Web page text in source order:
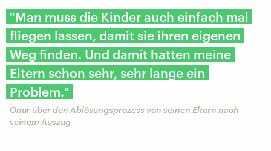
"Man muss die Kinder auch einfach mal
fliegen lassen, damit sie ihren eigenen
Weg finden. Und damit hatten meine
Eltern schon sehr, sehr lange ein
Problem."
Onur über den Ablösungsprozess von seinen Eltern nach
seinem Auszug